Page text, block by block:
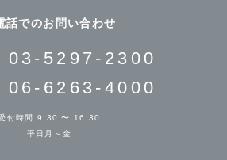
話でのお問い合わせ
03-5297-2300
06-6263-4000
付時間 9:30 〜 16:30
平日月～金